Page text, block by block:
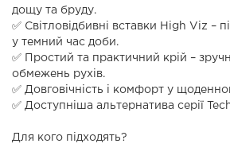
дощу та бруду.
✅ Світловідбивні вставки High Viz –
у темний час доби.
✅ Простий та практичний крій –
обмежень рухів.
✅ Довговічність і комфорт у
✅ Доступніша альтернатива серії
Для кого підходять?